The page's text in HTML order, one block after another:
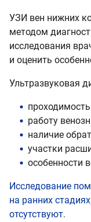
УЗИ вен нижних
методом
исследования
и оценить
Ультразвуковая
работу
наличие
участки
особенности
Исследование
на ранних
отсутствуют.